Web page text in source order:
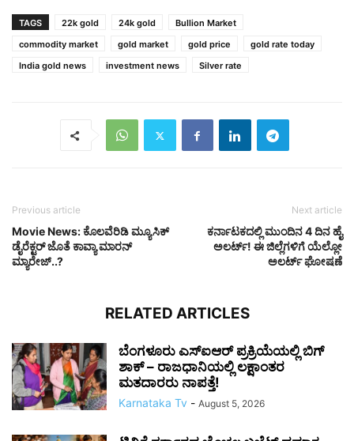
TAGS 22k gold 24k gold
Bullion Market
commodity market
gold market gold price
gold rate today
India gold news
investment news Silver rate
Previous article
Movie News: ಕೊಲವೆರಿಡಿ ಮ್ಯೂಸಿಕ್
ಡೈರೆಕ್ಟರ್ ಜೊತೆ ಕಾವ್ಯಾ ಮಾರನ್
ಮ್ಯಾರೇಜ್..?
Next article
ಕರ್ನಾಟಕದಲ್ಲಿ ಮುಂದಿನ 4 ದಿನ ಹೈ
ಅಲರ್ಟ್! ಈ ಜಿಲ್ಲೆಗಳಿಗೆ ಯೆಲ್ಲೋ
ಅಲರ್ಟ್ ಘೋಷಣೆ
RELATED ARTICLES
ಬೆಂಗಳೂರು ಎಸ್‌ಐಆರ್ ಪ್ರಕ್ರಿಯೆಯಲ್ಲಿ ಬಿಗ್
ಶಾಕ್ – ರಾಜಧಾನಿಯಲ್ಲಿ ಲಕ್ಷಾಂತರ
ಮತದಾರರು ನಾಪತ್ತೆ!
Karnataka Tv - August 5, 2026